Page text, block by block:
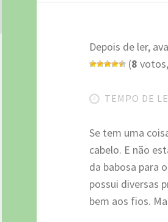
Depois de ler,
(8
TEMPO DE
Se tem uma
cabelo. E não
da babosa para
possui diversas
bem aos fios.